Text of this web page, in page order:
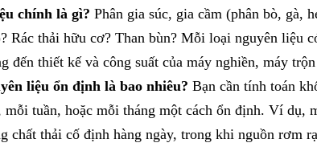
chính là gì? Phân gia súc, gia cầm (phân bò, gà,
Rác thải hữu cơ? Than bùn? Mỗi loại nguyên liệu
đến thiết kế và công suất của máy nghiền, máy
liệu ổn định là bao nhiêu? Bạn cần tính toán
tuần, hoặc mỗi tháng một cách ổn định. Ví dụ,
chất thải cố định hàng ngày, trong khi nguồn rơm